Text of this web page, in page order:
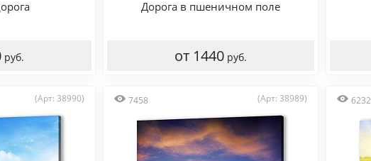
руб.
Дорога в пшеничном поле
от 1440 руб.
(Арт: 38990) 7458 (Арт: 38989) 6232